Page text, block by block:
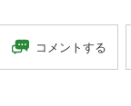
コメントする